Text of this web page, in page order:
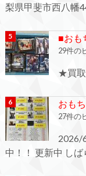
梨県甲斐市西八幡
■おも
29件の
★買
おも
27件の
2026/
中！！ 更新中 しば